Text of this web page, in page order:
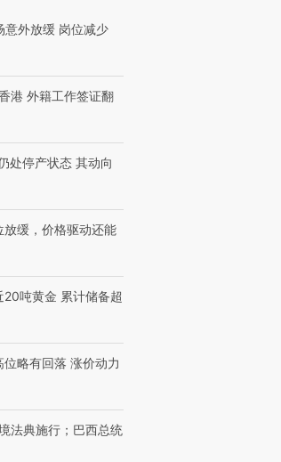
意外放缓 岗位减少
港 外籍工作签证翻
处停产状态 其动向
缓，价格驱动还能
吨黄金 累计储备超
略有回落 涨价动力
法典施行；巴西总统